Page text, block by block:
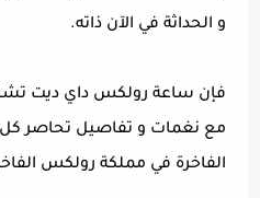
و الحداثة في الآن ذاته.
فإن ساعة رولكس داي ديت
مع نغمات و تفاصيل تحاصر
الفاخرة في مملكة رولكس